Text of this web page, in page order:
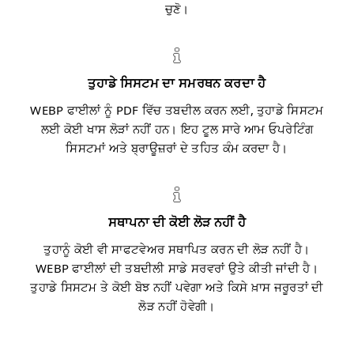
ਚੁਣੋ।
ਤੁਹਾਡੇ ਸਿਸਟਮ ਦਾ ਸਮਰਥਨ ਕਰਦਾ ਹੈ
WEBP ਫਾਈਲਾਂ ਨੂੰ PDF ਵਿੱਚ ਤਬਦੀਲ ਕਰਨ ਲਈ, ਤੁਹਾਡੇ ਸਿਸਟਮ
ਲਈ ਕੋਈ ਖਾਸ ਲੋੜਾਂ ਨਹੀਂ ਹਨ। ਇਹ ਟੂਲ ਸਾਰੇ ਆਮ ਓਪਰੇਟਿੰਗ
ਸਿਸਟਮਾਂ ਅਤੇ ਬ੍ਰਾਊਜ਼ਰਾਂ ਦੇ ਤਹਿਤ ਕੰਮ ਕਰਦਾ ਹੈ।
ਸਥਾਪਨਾ ਦੀ ਕੋਈ ਲੋੜ ਨਹੀਂ ਹੈ
ਤੁਹਾਨੂੰ ਕੋਈ ਵੀ ਸਾਫਟਵੇਅਰ ਸਥਾਪਿਤ ਕਰਨ ਦੀ ਲੋੜ ਨਹੀਂ ਹੈ।
WEBP ਫਾਈਲਾਂ ਦੀ ਤਬਦੀਲੀ ਸਾਡੇ ਸਰਵਰਾਂ ਉਤੇ ਕੀਤੀ ਜਾਂਦੀ ਹੈ।
ਤੁਹਾਡੇ ਸਿਸਟਮ ਤੇ ਕੋਈ ਬੋਝ ਨਹੀਂ ਪਵੇਗਾ ਅਤੇ ਕਿਸੇ ਖ਼ਾਸ ਜਰੂਰਤਾਂ ਦੀ
ਲੋੜ ਨਹੀਂ ਹੋਵੇਗੀ।